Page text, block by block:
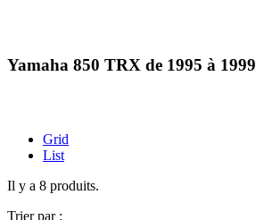
Yamaha 850 TRX de 1995 à 1999
Grid
List
Il y a 8 produits.
Trier par :